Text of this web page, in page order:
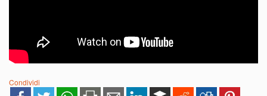
Condividi